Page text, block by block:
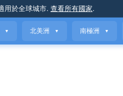
用於全球城市. 查看所有國家.
▼ 北美洲 ▼ 南極洲 ▼